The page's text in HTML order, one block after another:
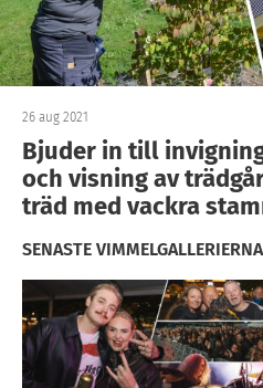
26 aug 2021
Bjuder in till
och visning av
träd med vackra
SENASTE VIMMELGALLERIERNA